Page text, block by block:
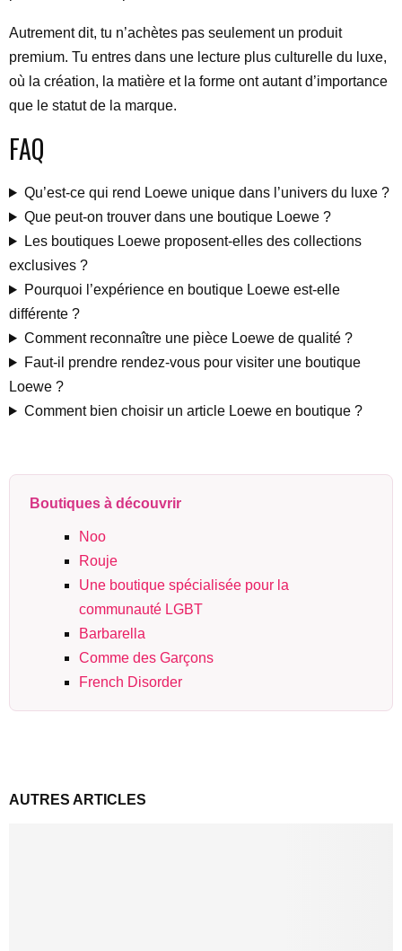
Autrement dit, tu n’achètes pas seulement un produit
premium. Tu entres dans une lecture plus culturelle du luxe,
où la création, la matière et la forme ont autant d’importance
que le statut de la marque.
FAQ
Qu’est-ce qui rend Loewe unique dans l’univers du luxe ?
Que peut-on trouver dans une boutique Loewe ?
Les boutiques Loewe proposent-elles des collections
exclusives ?
Pourquoi l’expérience en boutique Loewe est-elle
différente ?
Comment reconnaître une pièce Loewe de qualité ?
Faut-il prendre rendez-vous pour visiter une boutique
Loewe ?
Comment bien choisir un article Loewe en boutique ?
Boutiques à découvrir
Noo
Rouje
Une boutique spécialisée pour la
communauté LGBT
Barbarella
Comme des Garçons
French Disorder
AUTRES ARTICLES